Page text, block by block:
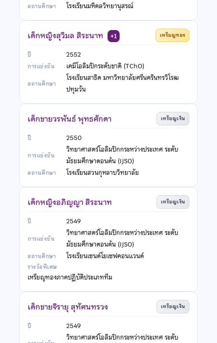
โรงเรียนมหิดลวิทยานุสรณ์
เด็กหญิงสุวิมล สิระนาท +1
2552
เคมีโอลิมปิกระดับชาติ (TChO)
เหรียญทอง
โรงเรียนสาธิต มหาวิทยาลัยศรีนครินทรวิโรฒ
ปทุมวัน
เด็กชายวรพันธ์ พุทธศักดา
2550
วิทยาศาสตร์โอลิมปิกกระหว่างประเทศ ระดับ
มัธยมศึกษาตอนต้น (IJSO)
เหรียญเงิน
โรงเรียนสวนกุหลาบวิทยาลัย
เด็กหญิงอภิญญา สิระนาท
2549
วิทยาศาสตร์โอลิมปิกกระหว่างประเทศ ระดับ
มัธยมศึกษาตอนต้น (IJSO)
เหรียญเงิน
โรงเรียนเซนต์โยเซฟคอนแวนต์
เหรียญทองภาคปฏิบัติประเภททีม
เด็กชายจิรายุ สุทัศนทรวง
2549
วิทยาศาสตร์โอลิมปิกกระหว่างประเทศ ระดับ
เหรียญเงิน